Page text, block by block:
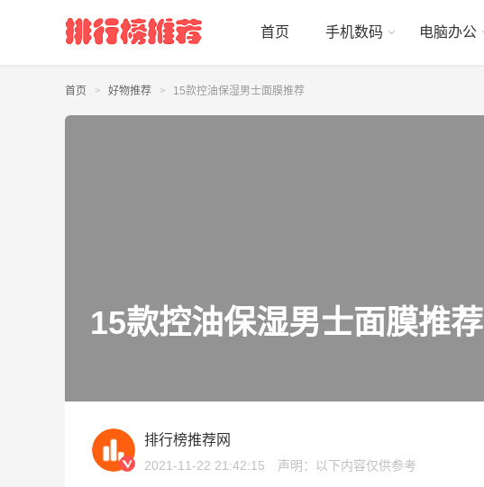
首页 手机数码 电脑办公
首页 好物推荐 15款控油保湿男士面膜推荐
15款控油保湿男士面膜推荐
排行榜推荐网
2021-11-22 21:42:15 声明：以下内容仅供参考